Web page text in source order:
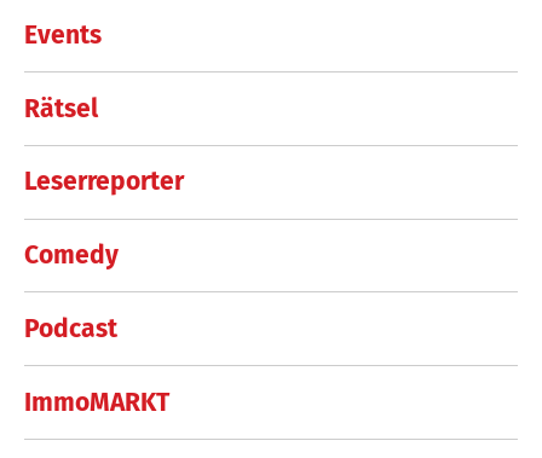
Events
Rätsel
Leserreporter
Comedy
Podcast
ImmoMARKT